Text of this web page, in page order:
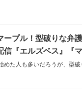
ープル！型破りな弁
『エルズベス』『マ
めた人も多いだろうが、型